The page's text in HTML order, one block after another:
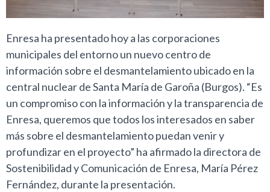
Enresa ha presentado hoy a las corporaciones
municipales del entorno un nuevo centro de
información sobre el desmantelamiento ubicado en la
central nuclear de Santa María de Garoña (Burgos). “Es
un compromiso con la información y la transparencia de
Enresa, queremos que todos los interesados en saber
más sobre el desmantelamiento puedan venir y
profundizar en el proyecto” ha afirmado la directora de
Sostenibilidad y Comunicación de Enresa, María Pérez
Fernández, durante la presentación.